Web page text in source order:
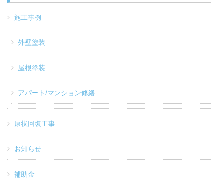
施工事例
外壁塗装
屋根塗装
アパート/マンション修繕
原状回復工事
お知らせ
補助金